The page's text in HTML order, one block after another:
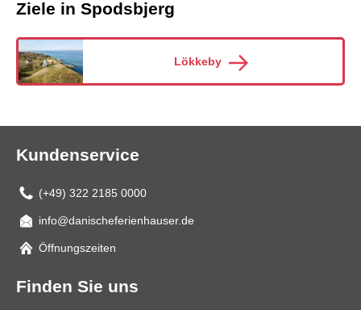
Ziele in Spodsbjerg
Lökkeby
Kundenservice
(+49) 322 2185 0000
Mail
info@danischeferienhauser.de
Öffnungszeiten
Finden Sie uns